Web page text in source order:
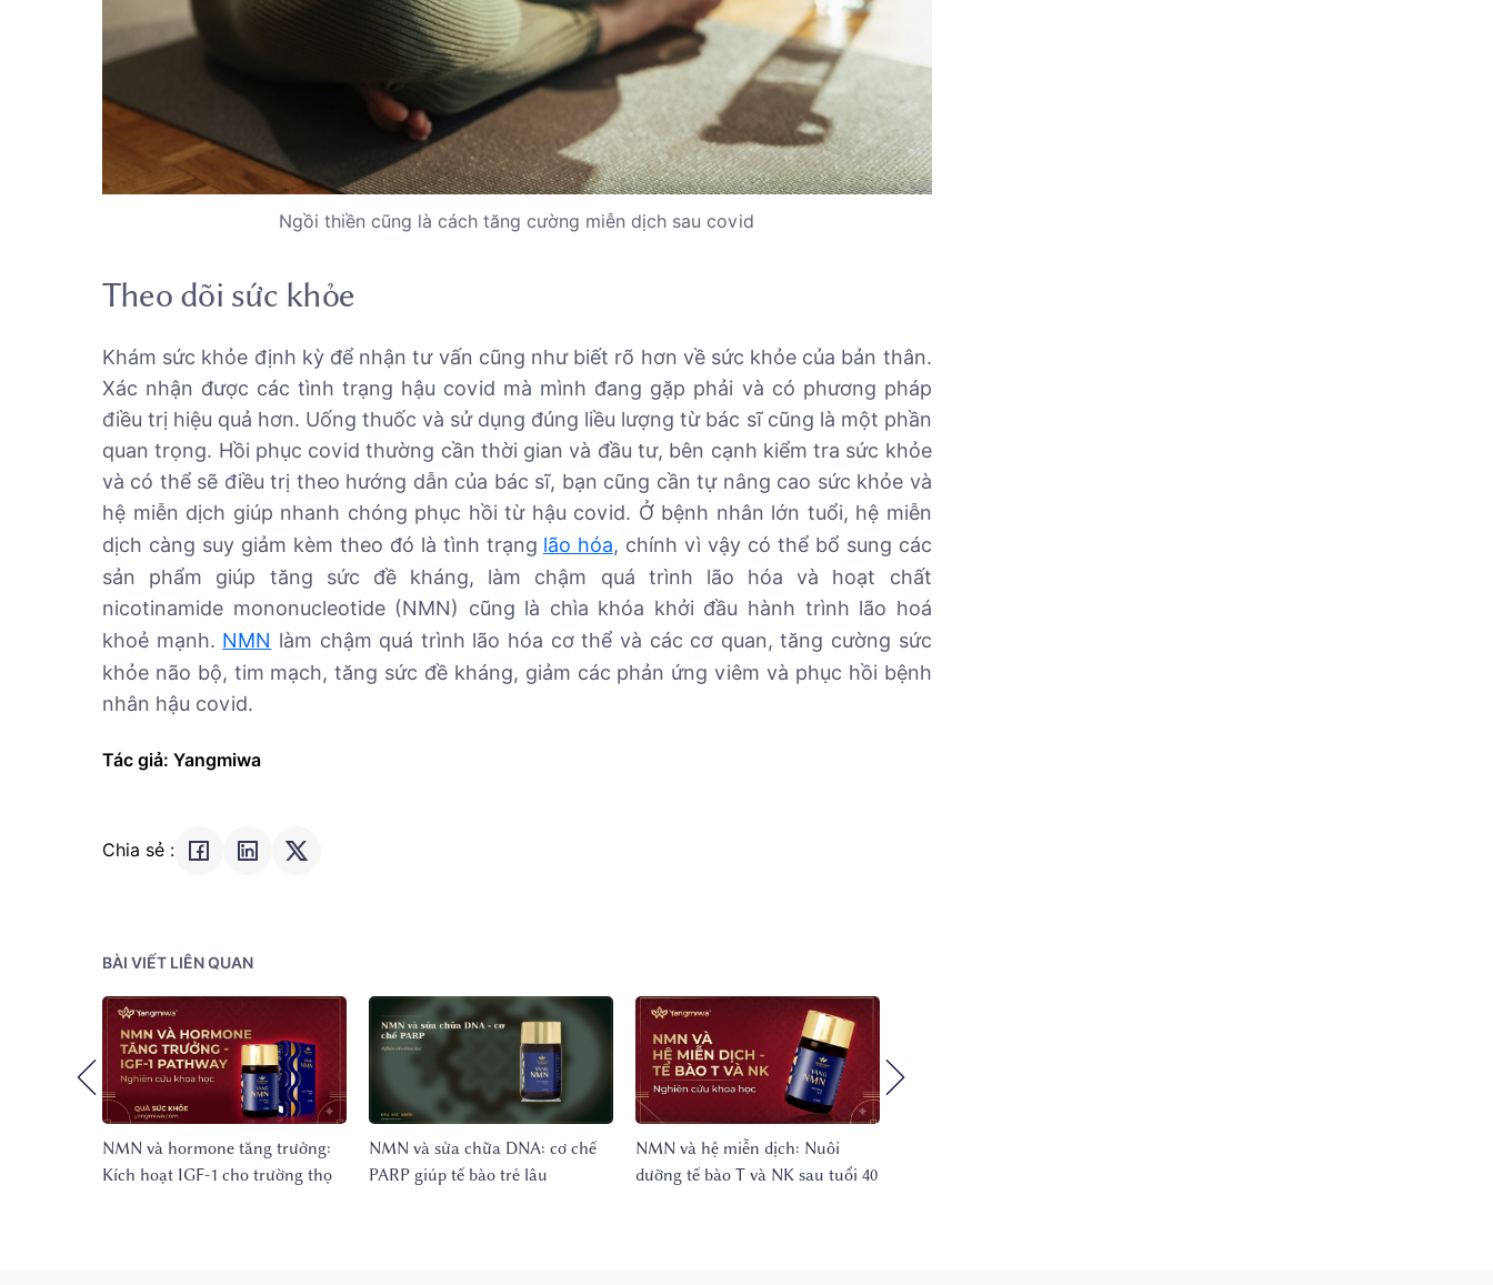
Ngồi thiền cũng là cách tăng cường miễn dịch sau covid
Theo dõi sức khỏe
Khám sức khỏe định kỳ để nhận tư vấn cũng như biết rõ hơn về sức khỏe của bản thân.
Xác nhận được các tình trạng hậu covid mà mình đang gặp phải và có phương pháp
điều trị hiệu quả hơn. Uống thuốc và sử dụng đúng liều lượng từ bác sĩ cũng là một phần
quan trọng. Hồi phục covid thường cần thời gian và đầu tư, bên cạnh kiểm tra sức khỏe
và có thể sẽ điều trị theo hướng dẫn của bác sĩ, bạn cũng cần tự nâng cao sức khỏe và
hệ miễn dịch giúp nhanh chóng phục hồi từ hậu covid. Ở bệnh nhân lớn tuổi, hệ miễn
dịch càng suy giảm kèm theo đó là tình trạng lão hóa, chính vì vậy có thể bổ sung các
sản phẩm giúp tăng sức đề kháng, làm chậm quá trình lão hóa và hoạt chất
nicotinamide mononucleotide (NMN) cũng là chìa khóa khởi đầu hành trình lão hoá
khoẻ mạnh. NMN làm chậm quá trình lão hóa cơ thể và các cơ quan, tăng cường sức
khỏe não bộ, tim mạch, tăng sức đề kháng, giảm các phản ứng viêm và phục hồi bệnh
nhân hậu covid.
Tác giả: Yangmiwa
Chia sẻ :
BÀI VIẾT LIÊN QUAN
NMN và hormone tăng trưởng:
Kích hoạt IGF-1 cho trường thọ
NMN và sửa chữa DNA: cơ chế
PARP giúp tế bào trẻ lâu
NMN và hệ miễn dịch: Nuôi
dưỡng tế bào T và NK sau tuổi 40